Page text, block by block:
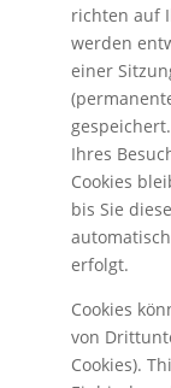
richten auf
werden
einer
Ihres
Cookies
bis Sie
erfolgt.
Cookies
von
Cookies).